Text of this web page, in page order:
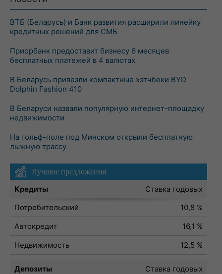
ВТБ (Беларусь) и Банк развития расширили линейку
кредитных решений для СМБ
Приорбанк предоставит бизнесу 6 месяцев
бесплатных платежей в 4 валютах
В Беларусь привезли компактные хэтчбеки BYD
Dolphin Fashion 410
В Беларуси назвали популярную интернет-площадку
недвижимости
На гольф-поле под Минском открыли бесплатную
лыжную трассу
Лучшие предложения
Кредиты
Ставка годовых
Потребительский
10,8 %
Автокредит
16,1 %
Недвижимость
12,5 %
Депозиты
Ставка годовых